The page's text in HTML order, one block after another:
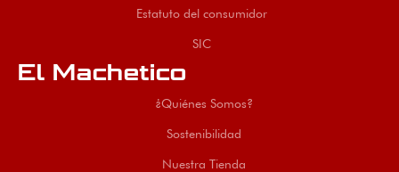
Estatuto del consumidor
SIC
El Machetico
¿Quiénes Somos?
Sostenibilidad
Nuestra Tienda